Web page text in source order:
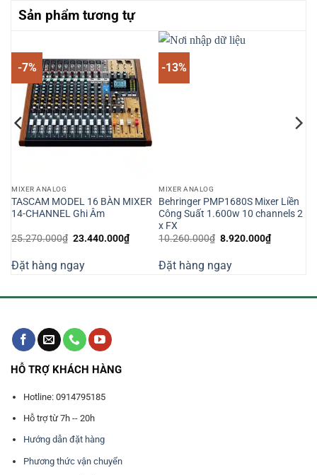
Sản phẩm tương tự
-7%
MIXER ANALOG
TASCAM MODEL 16 BÀN MIXER
14-CHANNEL Ghi Âm
25.270.000₫ Giá
25.270.000₫.
23.440.000₫Giá
hiện
23.440.000₫.
Đặt hàng ngay
-13%
MIXER ANALOG
Behringer PMP1680S Mixer Liền
Công Suất 1.600w 10 channels 2
x FX
10.260.000₫ Giá
10.260.000₫.
8.920.000₫Giá
hiện
Đặt hàng ngay
HỖ TRỢ KHÁCH HÀNG
Hotline: 0914795185
Hỗ trợ từ 7h -- 20h
Hướng dẫn đặt hàng
Phương thức vận chuyển